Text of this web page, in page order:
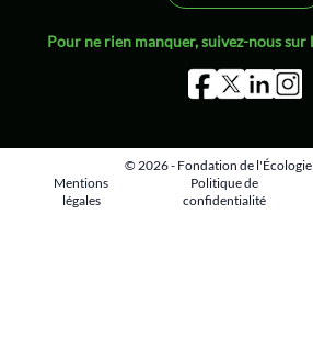
Pour ne rien manquer, suivez-nous sur
© 2026 - Fondation de
Mentions
légales
Politique de
confidentialité